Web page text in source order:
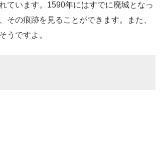
ています。1590年にはすでに廃城となっ
の痕跡を見ることができます。また、
うですよ。